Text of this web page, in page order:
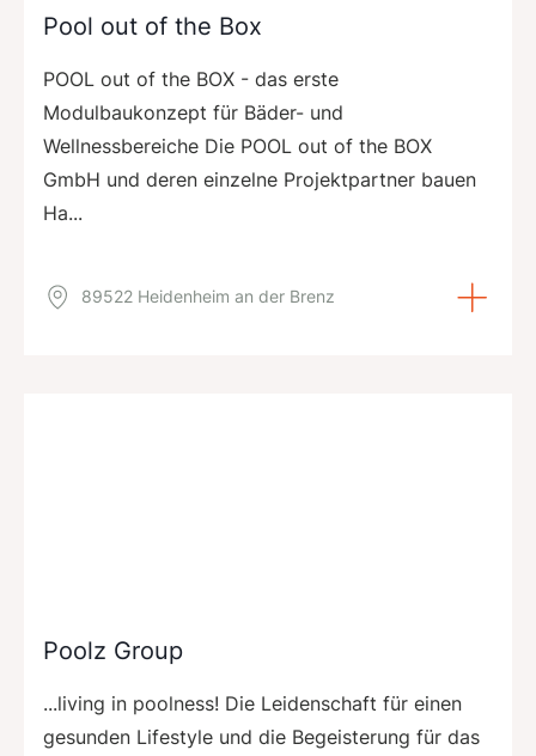
Pool out of the Box
POOL out of the BOX - das erste
Modulbaukonzept für Bäder- und
Wellnessbereiche Die POOL out of the BOX
GmbH und deren einzelne Projektpartner bauen
Ha...
89522 Heidenheim an der Brenz
Poolz Group
...living in poolness! Die Leidenschaft für einen
gesunden Lifestyle und die Begeisterung für das